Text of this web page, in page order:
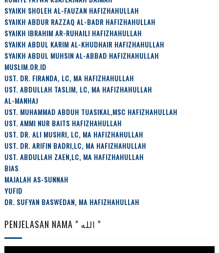
SYAIKH SHOLEH AL-FAUZAN HAFIZHAHULLAH
SYAIKH ABDUR RAZZAQ AL-BADR HAFIZHAHULLAH
SYAIKH IBRAHIM AR-RUHAILI HAFIZHAHULLAH
SYAIKH ABDUL KARIM AL-KHUDHAIR HAFIZHAHULLAH
SYAIKH ABDUL MUHSIN AL-ABBAD HAFIZHAHULLAH
MUSLIM.OR.ID
UST. DR. FIRANDA, LC, MA HAFIZHAHULLAH
UST. ABDULLAH TASLIM, LC, MA HAFIZHAHULLAH
AL-MANHAJ
UST. MUHAMMAD ABDUH TUASIKAL,MSC HAFIZHAHULLAH
UST. AMMI NUR BAITS HAFIZHAHULLAH
UST. DR. ALI MUSHRI, LC, MA HAFIZHAHULLAH
UST. DR. ARIFIN BADRI,LC, MA HAFIZHAHULLAH
UST. ABDULLAH ZAEN,LC, MA HAFIZHAHULLAH
BIAS
MAJALAH AS-SUNNAH
YUFID
DR. SUFYAN BASWEDAN, MA HAFIZHAHULLAH
PENJELASAN NAMA " الله "